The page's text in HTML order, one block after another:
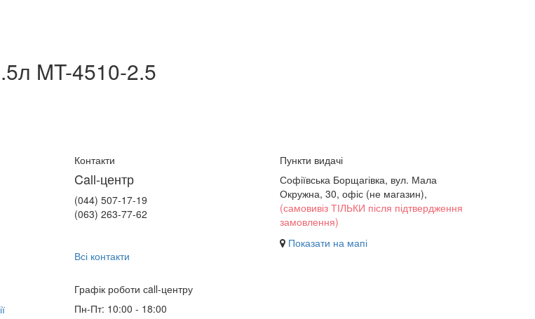
MT-4510-2.5
Контакти
Call-центр
(044) 507-17-19
(063) 263-77-62
Всі контакти
Графік роботи сall-центру
Пн-Пт: 10:00 - 18:00
Пункти видачі
Софіївська Борщагівка, вул. Мала
Окружна, 30, офіс (не магазин),
(самовивіз ТІЛЬКИ після підтвердження
замовлення)
Показати на мапі